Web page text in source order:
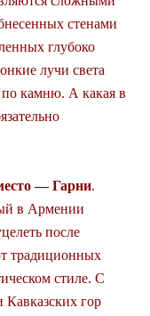
стенами
глубоко
лучи света
по камню. А какая в
— Гарни.
в Армении
после
традиционных
стиле. С
Кавказских гор